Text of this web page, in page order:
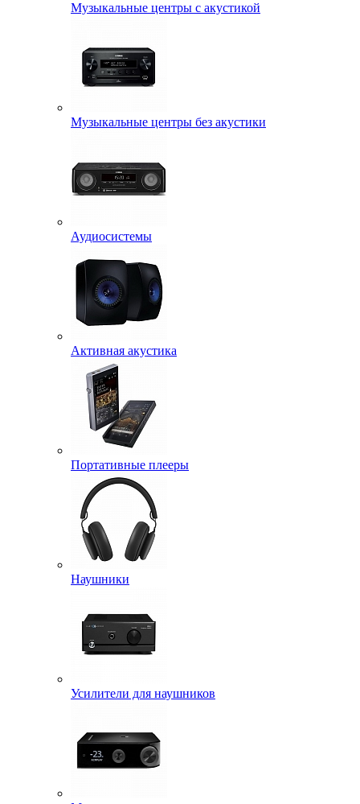
Музыкальные центры с акустикой
Музыкальные центры без акустики
Аудиосистемы
Активная акустика
Портативные плееры
Наушники
Усилители для наушников